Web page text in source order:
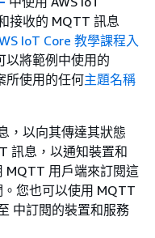
接收的 MQTT 訊息
IoT Core 教學課程入
以將範例中使用的
所使用的任何主題名稱
，以向其傳達其狀態
訊息，以通知裝置和
MQTT 用戶端來訂閱這
您也可以使用 MQTT
中訂閱的裝置和服務